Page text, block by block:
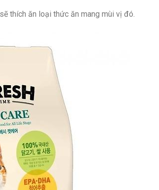
thích ăn loại thức ăn mang mùi vị đó.